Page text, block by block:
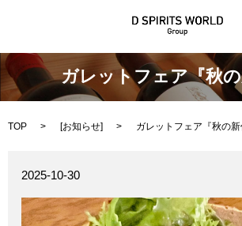
ガレットフェア『秋
TOP [お知らせ] ガレットフェア『秋の新
2025-10-30